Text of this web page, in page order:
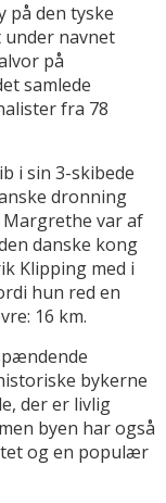
på den tyske
navnet
på
samlede
fra 78
i sin 3-skibede
dronning
var af
danske kong
Klipping med i
hun red en
16 km.
bykerne
der er livlig
byen har også
og en populær